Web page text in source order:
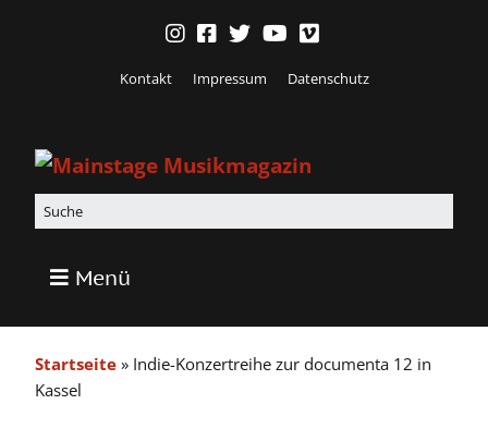
Kontakt Impressum Datenschutz
Menü
Startseite » Indie-Konzertreihe zur documenta 12 in
Kassel